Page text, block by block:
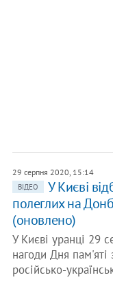
29 серпня 2020, 15:14
ВІДЕО
У Києві
полеглих на
(оновлено)
У Києві уранці 29
нагоди Дня пам'яті
російсько-